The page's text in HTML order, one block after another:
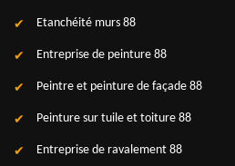
Etanchéité murs 88
Entreprise de peinture 88
Peintre et peinture de façade 88
Peinture sur tuile et toiture 88
Entreprise de ravalement 88